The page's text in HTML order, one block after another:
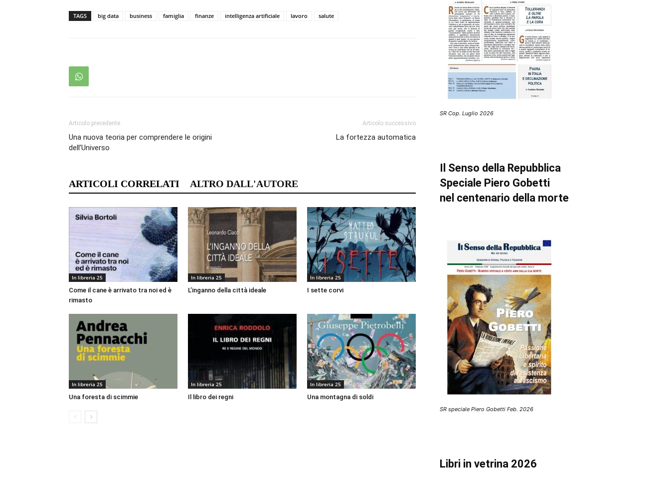
TAGS big data business famiglia finanze intelligenza artificiale lavoro salute
Articolo precedente
Una nuova teoria per comprendere le origini
dell’Universo
Articolo successivo
La fortezza automatica
ARTICOLI CORRELATI ALTRO DALL'AUTORE
In libreria 25
Come il cane è arrivato tra noi ed è
rimasto
In libreria 25
L’inganno della città ideale
In libreria 25
I sette corvi
In libreria 25
Una foresta di scimmie
In libreria 25
Il libro dei regni
In libreria 25
Una montagna di soldi
SR Cop. Luglio 2026
Il Senso della Repubblica
Speciale Piero Gobetti
nel centenario della morte
SR speciale Piero Gobetti Feb. 2026
Libri in vetrina 2026